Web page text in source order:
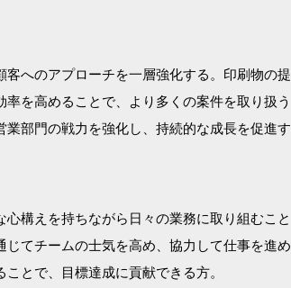
へのアプローチを一層強化する。印刷物の提
を高めることで、より多くの案件を取り扱う
部門の戦力を強化し、持続的な成長を促進す
構えを持ちながら日々の業務に取り組むこと
てチームの士気を高め、協力して仕事を進め
とで、目標達成に貢献できる方。